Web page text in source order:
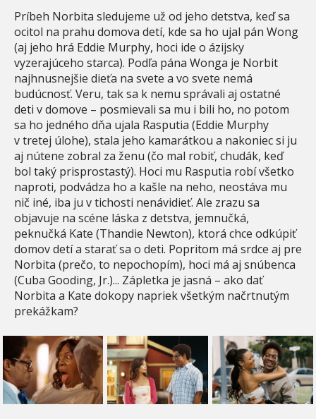
Príbeh Norbita sledujeme už od jeho detstva, keď sa
ocitol na prahu domova detí, kde sa ho ujal pán Wong
(aj jeho hrá Eddie Murphy, hoci ide o ázijsky
vyzerajúceho starca). Podľa pána Wonga je Norbit
najhnusnejšie dieťa na svete a vo svete nemá
budúcnosť. Veru, tak sa k nemu správali aj ostatné
deti v domove – posmievali sa mu i bili ho, no potom
sa ho jedného dňa ujala Rasputia (Eddie Murphy
v tretej úlohe), stala jeho kamarátkou a nakoniec si ju
aj nútene zobral za ženu (čo mal robiť, chudák, keď
bol taký prisprostastý). Hoci mu Rasputia robí všetko
naproti, podvádza ho a kašle na neho, neostáva mu
nič iné, iba ju v tichosti nenávidieť. Ale zrazu sa
objavuje na scéne láska z detstva, jemnučká,
peknučká Kate (Thandie Newton), ktorá chce odkúpiť
domov detí a starať sa o deti. Popritom má srdce aj pre
Norbita (prečo, to nepochopím), hoci má aj snúbenca
(Cuba Gooding, Jr.)... Zápletka je jasná – ako dať
Norbita a Kate dokopy napriek všetkým načrtnutým
prekážkam?